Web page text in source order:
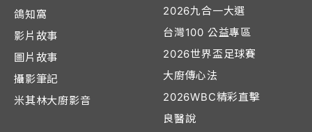
鴿知窩
影片故事
圖片故事
攝影筆記
米其林大廚影音
2026九合一大選
台灣100 公益專區
2026世界盃足球賽
大廚傳心法
2026WBC精彩直擊
良醫說